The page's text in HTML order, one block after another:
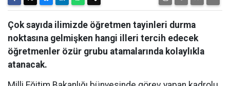
Çok sayıda ilimizde öğretmen tayinleri durma
noktasına gelmişken hangi illeri tercih edecek
öğretmenler özür grubu atamalarında kolaylıkla
atanacak.